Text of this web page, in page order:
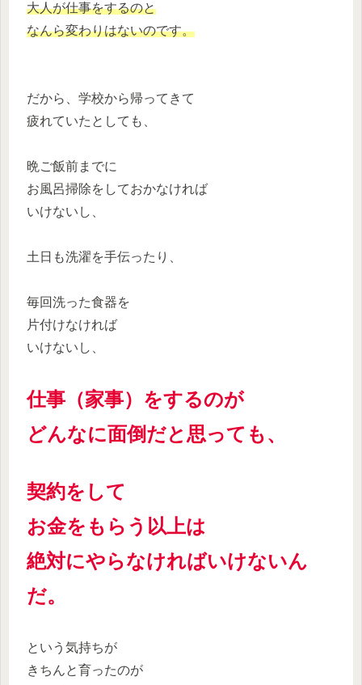
大人が仕事をするのと
なんら変わりはないのです。
だから、学校から帰ってきて
疲れていたとしても、
晩ご飯前までに
お風呂掃除をしておかなければ
いけないし、
土日も洗濯を手伝ったり、
毎回洗った食器を
片付けなければ
いけないし、
仕事（家事）をするのが
どんなに面倒だと思っても、
契約をして
お金をもらう以上は
絶対にやらなければいけないん
だ。
という気持ちが
きちんと育ったのが